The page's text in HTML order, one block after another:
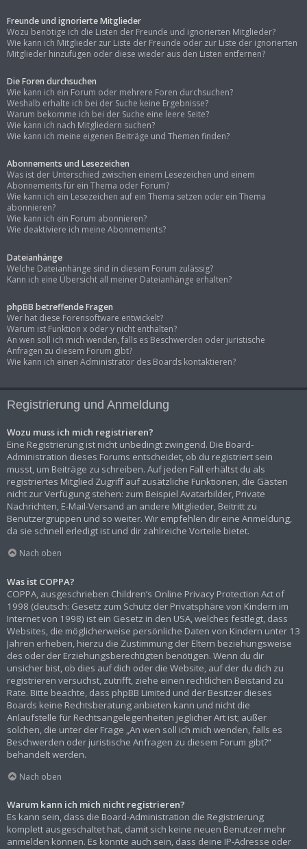
Freunde und ignorierte Mitglieder
Wozu benötige ich die Listen der Freunde und ignorierten Mitglieder?
Wie kann ich Mitglieder zur Liste der Freunde oder zur Liste der ignorierten
Mitglieder hinzufügen oder diese wieder aus den Listen entfernen?
Die Foren durchsuchen
Wie kann ich ein Forum oder mehrere Foren durchsuchen?
Weshalb erhalte ich bei der Suche keine Ergebnisse?
Warum bekomme ich bei der Suche eine leere Seite?
Wie kann ich nach Mitgliedern suchen?
Wie kann ich meine eigenen Beiträge und Themen finden?
Abonnements und Lesezeichen
Was ist der Unterschied zwischen einem Lesezeichen und einem
Abonnements für ein Thema oder Forum?
Wie kann ich ein Lesezeichen auf ein Thema setzen oder ein Thema
abonnieren?
Wie kann ich ein Forum abonnieren?
Wie deaktiviere ich meine Abonnements?
Dateianhänge
Welche Dateianhänge sind in diesem Forum zulässig?
Kann ich eine Übersicht all meiner Dateianhänge erhalten?
phpBB betreffende Fragen
Wer hat diese Forensoftware entwickelt?
Warum ist Funktion x oder y nicht enthalten?
An wen soll ich mich wenden, falls es Beschwerden oder juristische
Anfragen zu diesem Forum gibt?
Wie kann ich einen Administrator des Boards kontaktieren?
Registrierung und Anmeldung
Wozu muss ich mich registrieren?
Eine Registrierung ist nicht unbedingt zwingend. Die Board-
Administration dieses Forums entscheidet, ob du registriert sein
musst, um Beiträge zu schreiben. Auf jeden Fall erhältst du als
registriertes Mitglied Zugriff auf zusätzliche Funktionen, die Gästen
nicht zur Verfügung stehen: zum Beispiel Avatarbilder, Private
Nachrichten, E-Mail-Versand an andere Mitglieder, Beitritt zu
Benutzergruppen und so weiter. Wir empfehlen dir eine Anmeldung,
da sie schnell erledigt ist und dir zahlreiche Vorteile bietet.
Nach oben
Was ist COPPA?
COPPA, ausgeschrieben Children’s Online Privacy Protection Act of
1998 (deutsch: Gesetz zum Schutz der Privatsphäre von Kindern im
Internet von 1998) ist ein Gesetz in den USA, welches festlegt, dass
Websites, die möglicherweise persönliche Daten von Kindern unter 13
Jahren erheben, hierzu die Zustimmung der Eltern beziehungsweise
des oder der Erziehungsberechtigten benötigen. Wenn du dir
unsicher bist, ob dies auf dich oder die Website, auf der du dich zu
registrieren versuchst, zutrifft, ziehe einen rechtlichen Beistand zu
Rate. Bitte beachte, dass phpBB Limited und der Besitzer dieses
Boards keine Rechtsberatung anbieten kann und nicht die
Anlaufstelle für Rechtsangelegenheiten jeglicher Art ist; außer
solchen, die unter der Frage „An wen soll ich mich wenden, falls es
Beschwerden oder juristische Anfragen zu diesem Forum gibt?“
behandelt werden.
Nach oben
Warum kann ich mich nicht registrieren?
Es kann sein, dass die Board-Administration die Registrierung
komplett ausgeschaltet hat, damit sich keine neuen Benutzer mehr
anmelden können. Es könnte auch sein, dass deine IP-Adresse oder